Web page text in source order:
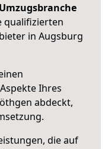
qualifizierten
in Augsburg
Ihres
abdeckt,
die auf